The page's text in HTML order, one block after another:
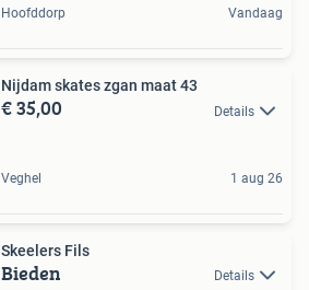
Hoofddorp Vandaag
Nijdam skates zgan maat 43
€ 35,00 Details
Veghel 1 aug 26
Skeelers Fils
Bieden Details